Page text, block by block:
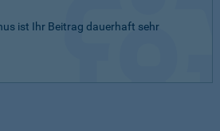
ist Ihr Beitrag dauerhaft sehr